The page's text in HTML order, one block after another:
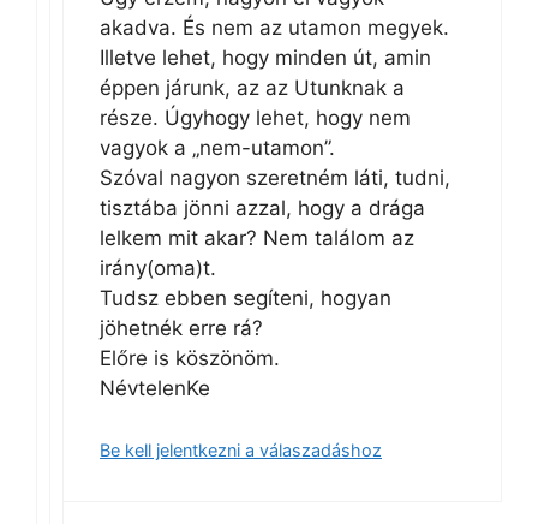
akadva. És nem az utamon megyek.
Illetve lehet, hogy minden út, amin
éppen járunk, az az Utunknak a
része. Úgyhogy lehet, hogy nem
vagyok a „nem-utamon”.
Szóval nagyon szeretném láti, tudni,
tisztába jönni azzal, hogy a drága
lelkem mit akar? Nem találom az
irány(oma)t.
Tudsz ebben segíteni, hogyan
jöhetnék erre rá?
Előre is köszönöm.
NévtelenKe
Be kell jelentkezni a válaszadáshoz